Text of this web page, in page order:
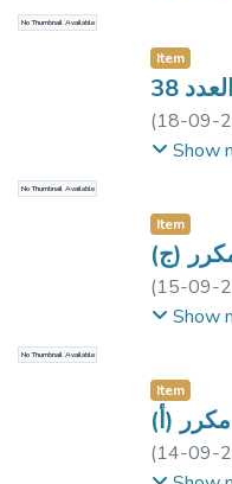
No Thumbnail Available
No Thumbnail Available
Item
38
(
الوزراء
Show
No Thumbnail Available
Item
(
العربية
Show
Item
(